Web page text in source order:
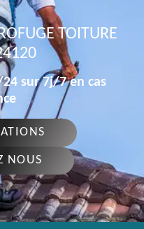
TOITURE
sur 7j/7 en cas
NOUS